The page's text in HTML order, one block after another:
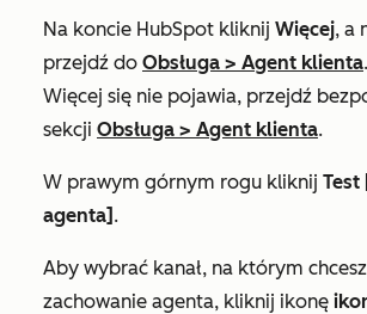
Na koncie HubSpot kliknij Więcej, a
przejdź do Obsługa > Agent klienta
Więcej się nie pojawia, przejdź
sekcji Obsługa > Agent klienta.
W prawym górnym rogu kliknij Test
agenta] .
Aby wybrać kanał, na którym
zachowanie agenta, kliknij ikonę